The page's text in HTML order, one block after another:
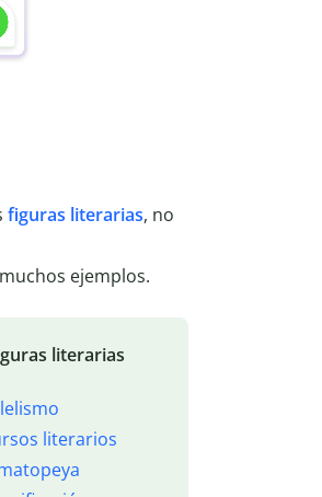
figuras literarias, no
ejemplos.
literarias
literarios